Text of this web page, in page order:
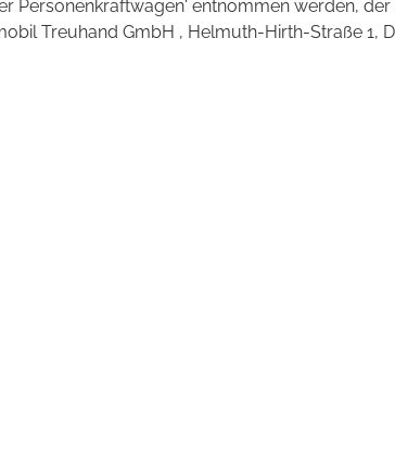
Personenkraftwagen' entnommen werden,
Treuhand GmbH , Helmuth-Hirth-Straße 1,